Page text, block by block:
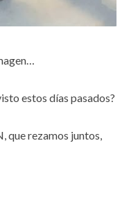
estos días pasados?
que rezamos juntos,